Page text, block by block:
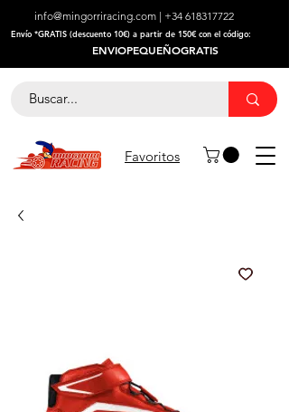
info@mingorriracing.com | +34 618317722
​Envío *GRATIS (descuento 10€) a partir de 150€ con el código:
ENVIOPEQUEÑOGRATIS
Favoritos